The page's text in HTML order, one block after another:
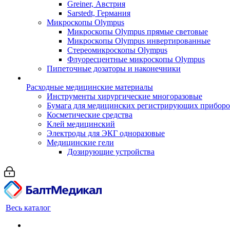
Greiner, Австрия
Sarstedt, Германия
Микроскопы Olympus
Микроскопы Olympus прямые световые
Микроскопы Olympus инвертированные
Стереомикроскопы Olympus
Флуоресцентные микроскопы Olympus
Пипеточные дозаторы и наконечники
Расходные медицинские материалы
Инструменты хирургические многоразовые
Бумага для медицинских регистрирующих
Косметические средства
Клей медицинский
Электроды для ЭКГ одноразовые
Медицинские гели
Дозирующие устройства
Весь каталог